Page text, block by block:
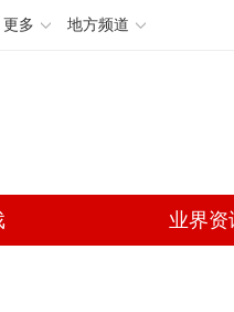
更多 地方频道
业界资